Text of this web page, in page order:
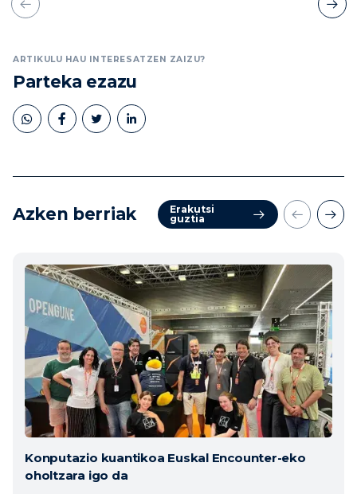
ARTIKULU HAU INTERESATZEN ZAIZU?
Parteka ezazu
Azken berriak
Erakutsi
guztia
Konputazio kuantikoa Euskal Encounter-eko
oholtzara igo da